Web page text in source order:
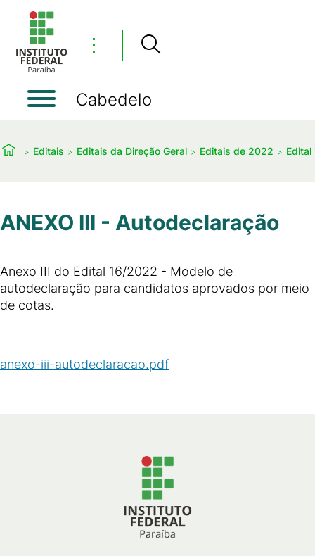
⋮
Cabedelo
Editais Editais da Direção Geral Editais de 2022
ANEXO III - Autodeclaração
Anexo III do Edital 16/2022 - Modelo de
autodeclaração para candidatos aprovados por meio
de cotas.
anexo-iii-autodeclaracao.pdf